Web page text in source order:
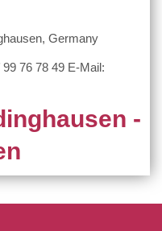
Germany
76 78 49 E-Mail:
-